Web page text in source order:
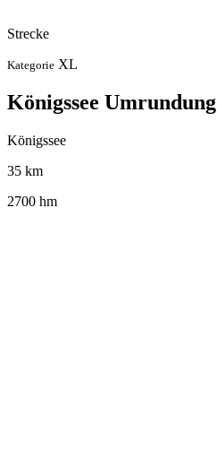
Strecke
Kategorie XL
Königssee Umrundung
Königssee
35 km
2700 hm